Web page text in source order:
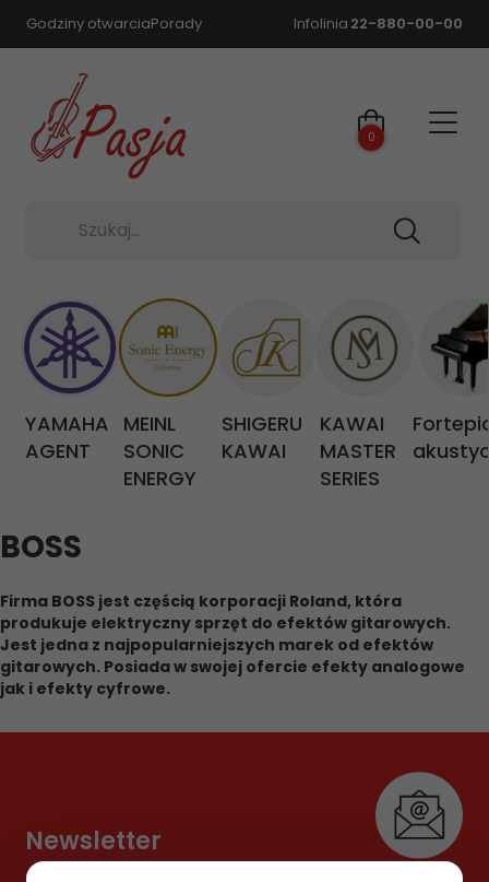
Godziny otwarciaPorady Infolinia 22-880-00-00
Szukaj...
0
YAMAHA
AGENT
MEINL
SONIC
ENERGY
SHIGERU
KAWAI
KAWAI
MASTER
SERIES
BOSS
Firma BOSS jest częścią korporacji Roland, która
produkuje elektryczny sprzęt do efektów gitarowych.
Jest jedna z najpopularniejszych marek od efektów
gitarowych. Posiada w swojej ofercie efekty analogowe
jak i efekty cyfrowe.
Newsletter